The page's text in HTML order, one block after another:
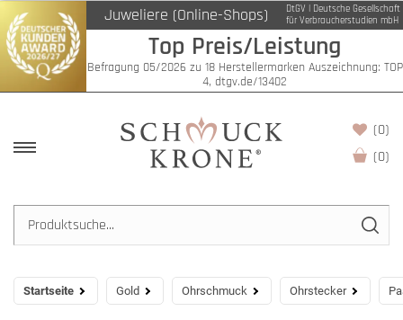
Juweliere (Online-Shops)
DtGV | Deutsche Gesellschaft
für Verbraucherstudien mbH
Top Preis/Leistung
Befragung 05/2026 zu 18 Herstellermarken Auszeichnung: TOP
4, dtgv.de/13402
(0)
(0)
Startseite Gold Ohrschmuck Ohrstecker